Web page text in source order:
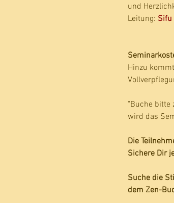
und
Leitung: Sifu
Hinzu
"Buche bitte
wird das
Die
Sichere Dir
Suche die
dem Zen-